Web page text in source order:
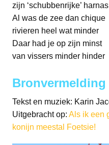
zijn ‘schubbenrijke’ harnas
Al was de zee dan chique
rivieren heel wat minder
Daar had je op zijn minst
van vissers minder hinder
Bronvermelding
Tekst en muziek: Karin
Uitgebracht op: Als ik een
konijn meestal Foetsie!